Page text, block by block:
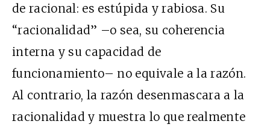
de racional: es estúpida y rabiosa. Su
“racionalidad” –o sea, su coherencia
interna y su capacidad de
funcionamiento– no equivale a la razón.
Al contrario, la razón desenmascara a la
racionalidad y muestra lo que realmente